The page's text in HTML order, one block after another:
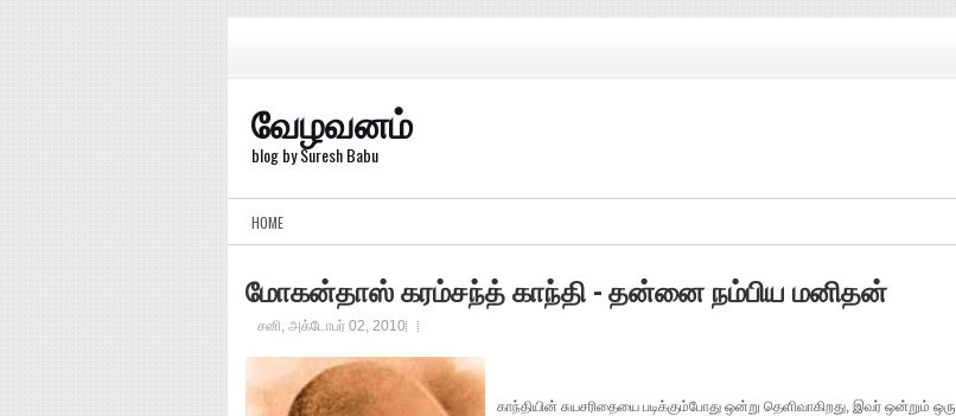
வேழவனம்
blog by Suresh Babu
HOME
மோகன்தாஸ் கரம்சந்த் காந்தி - தன்னை நம்பிய மனிதன்
சனி, அக்டோபர் 02, 2010
காந்தியின் சுயசரிதையை படிக்கும்போது ஒன்று தெளிவாகிறது, இவர் ஒன்றும் ஒரு